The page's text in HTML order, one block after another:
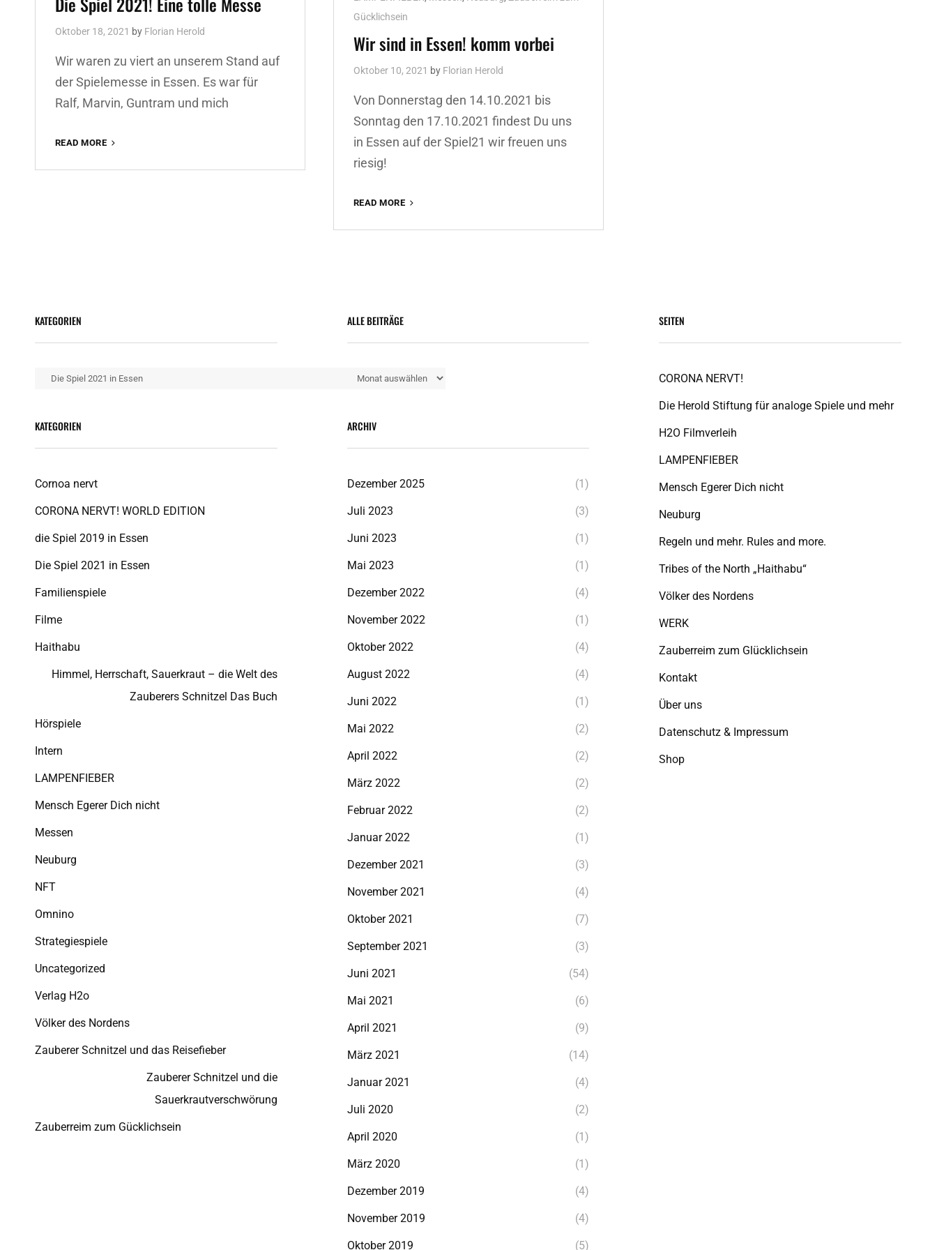
Oktober 18, 2021 by Florian Herold
Wir waren zu viert an unserem Stand auf
der Spielemesse in Essen. Es war für
Ralf, Marvin, Guntram und mich
READ MORE
2021!
Gücklichsein
Wir sind in Essen! komm vorbei
Oktober 10, 2021 by Florian Herold
Von Donnerstag den 14.10.2021 bis
Sonntag den 17.10.2021 findest Du uns
in Essen auf der Spiel21 wir freuen uns
riesig!
READ MORE
IN
KATEGORIEN
Kategorien
KATEGORIEN
Cornoa nervt
CORONA NERVT! WORLD EDITION
die Spiel 2019 in Essen
Die Spiel 2021 in Essen
Familienspiele
Filme
Haithabu
Himmel, Herrschaft, Sauerkraut – die Welt des
Zauberers Schnitzel Das Buch
Hörspiele
Intern
LAMPENFIEBER
Mensch Egerer Dich nicht
Messen
Neuburg
NFT
Omnino
Strategiespiele
Uncategorized
Verlag H2o
Völker des Nordens
Zauberer Schnitzel und das Reisefieber
Zauberer Schnitzel und die
Sauerkrautverschwörung
Zauberreim zum Gücklichsein
ALLE BEITRÄGE
Alle
ARCHIV
Dezember 2025 (1)
Juli 2023 (3)
Juni 2023 (1)
Mai 2023 (1)
Dezember 2022 (4)
November 2022 (1)
Oktober 2022 (4)
August 2022 (4)
Juni 2022 (1)
Mai 2022 (2)
April 2022 (2)
März 2022 (2)
Februar 2022 (2)
Januar 2022 (1)
Dezember 2021 (3)
November 2021 (4)
Oktober 2021 (7)
September 2021 (3)
Juni 2021 (54)
Mai 2021 (6)
April 2021 (9)
März 2021 (14)
Januar 2021 (4)
Juli 2020 (2)
April 2020 (1)
März 2020 (1)
Dezember 2019 (4)
November 2019 (4)
Oktober 2019 (5)
SEITEN
CORONA NERVT!
Die Herold Stiftung für analoge Spiele und mehr
H2O Filmverleih
LAMPENFIEBER
Mensch Egerer Dich nicht
Neuburg
Regeln und mehr. Rules and more.
Tribes of the North „Haithabu“
Völker des Nordens
WERK
Zauberreim zum Glücklichsein
Kontakt
Über uns
Datenschutz & Impressum
Shop